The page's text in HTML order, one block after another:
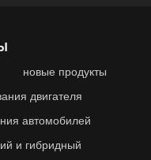
новые продукты
двигателя
автомобилей
и гибридный